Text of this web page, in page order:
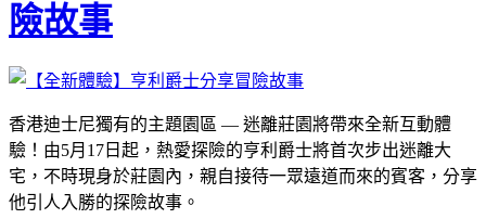
險故事
香港迪士尼獨有的主題園區 — 迷離莊園將帶來全新互動體
驗！由5月17日起，熱愛探險的亨利爵士將首次步出迷離大
宅，不時現身於莊園內，親自接待一眾遠道而來的賓客，分享
他引人入勝的探險故事。